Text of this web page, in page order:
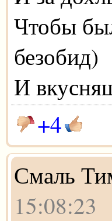
Чтобы
безобид)
И
+4
Смаль
15:08:23